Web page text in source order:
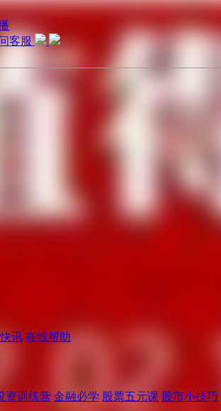
客服
讯 在线帮助
资训练营 金融必学 股票五元课 股市小技巧